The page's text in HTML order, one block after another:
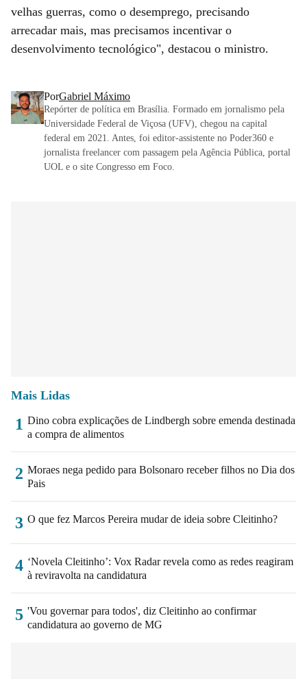
velhas guerras, como o desemprego, precisando
arrecadar mais, mas precisamos incentivar o
desenvolvimento tecnológico", destacou o ministro.
PorGabriel Máximo
Repórter de política em Brasília. Formado em jornalismo pela
Universidade Federal de Viçosa (UFV), chegou na capital
federal em 2021. Antes, foi editor-assistente no Poder360 e
jornalista freelancer com passagem pela Agência Pública, portal
UOL e o site Congresso em Foco.
Mais Lidas
1 Dino cobra explicações de Lindbergh sobre emenda destinada
a compra de alimentos
2 Moraes nega pedido para Bolsonaro receber filhos no Dia dos
Pais
3 O que fez Marcos Pereira mudar de ideia sobre Cleitinho?
4 ‘Novela Cleitinho’: Vox Radar revela como as redes reagiram
à reviravolta na candidatura
5 'Vou governar para todos', diz Cleitinho ao confirmar
candidatura ao governo de MG